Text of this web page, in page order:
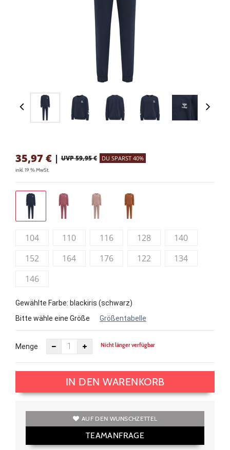
35,97 € | UVP 59,95 € DU SPARST 40%
inkl. 19 % MwSt.
104 110 116 128
140
152
164 176 122
134
146
Gewählte Farbe: blackiris (schwarz)
Bitte wähle eine Größe
Größentabelle
Menge Nicht länger verfügbar
IN DEN WARENKORB
AUF DEN WUNSCHZETTEL
TEAMANFRAGE